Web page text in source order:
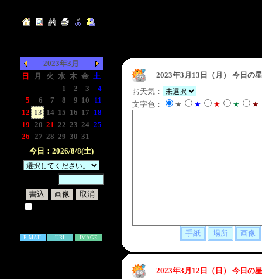
2023年3月
日
月 火 水 木 金 土
1 2 3
4
5
6 7 8 9 10
11
12 13 14 15 16 17 18
19 20 21 22 23 24 25
26 27 28 29 30 31
今日：2026/8/8(土)
E-MAIL URL IMAGE
2023年3月13日（月）
今日の
お天気：
文字色：
★ ★ ★ ★ ★
2023年3月12日（日）
今日の